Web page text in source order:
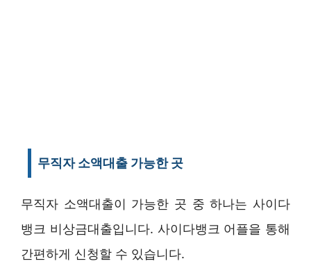
무직자 소액대출 가능한 곳
무직자 소액대출이 가능한 곳 중 하나는 사이다
뱅크 비상금대출입니다. 사이다뱅크 어플을 통해
간편하게 신청할 수 있습니다.